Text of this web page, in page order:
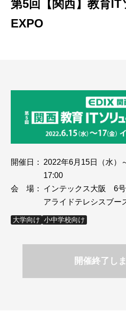
第5回【関西】教育
EXPO
開催日：
2022年6月15日（水）
17:00
会 場：
インテックス大阪 6
アライドテレシスブー
大学向け 小中学校向け
開催終了し